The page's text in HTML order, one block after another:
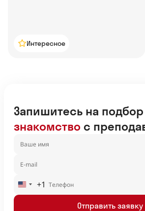
Интересное
Запишитесь на подбор
знакомство с
United
States
+1
Отправить заявку